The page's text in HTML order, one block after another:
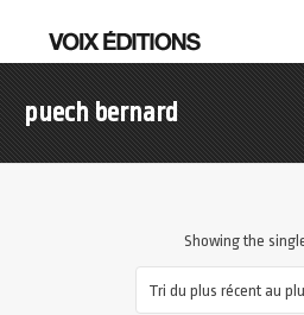
puech bernard
Showing the